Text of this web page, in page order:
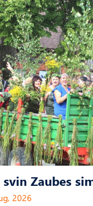
Zaubes
2026